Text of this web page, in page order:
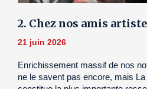
2. Chez nos amis
21 juin 2026
Enrichissement massif de nos
ne le savent pas encore, mais